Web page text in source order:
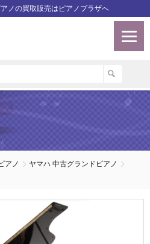
ノの買取販売はピアノプラザへ
アノ
ヤマハ 中古グランドピアノ